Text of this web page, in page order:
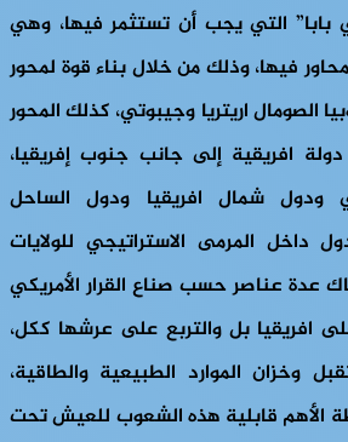
بابا” التي يجب أن تستثمر فيها، وهي
فيها، وذلك من خلال بناء قوة لمحور
الصومال اريتريا وجيبوتي، كذلك المحور
الثاني والذي يضم 12 دولة افريقية إلى جانب جنوب إفريقيا،
ودول شمال افريقيا ودول الساحل
داخل المرمى الاستراتيجي للولايات
عدة عناصر حسب صناع القرار الأمريكي
افريقيا بل والتربع على عرشها ككل،
وخزان الموارد الطبيعية والطاقية،
الأهم قابلية هذه الشعوب للعيش تحت